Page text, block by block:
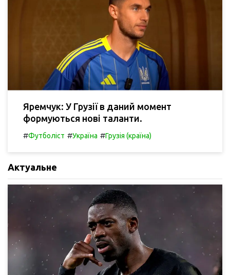
Яремчук: У Грузії в даний момент
формуються нові таланти.
#Футболіст #Україна #Грузія (країна)
Актуальне